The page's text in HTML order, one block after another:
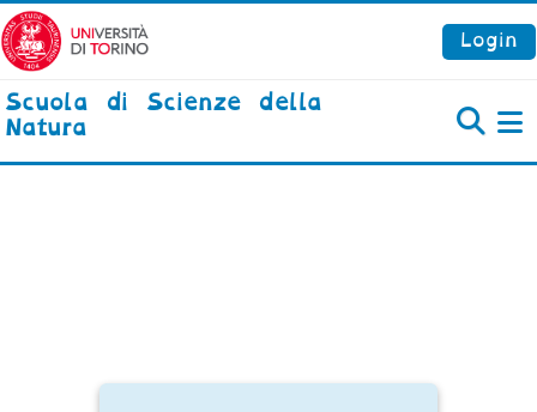
Vai al contenuto principale
Login
Scuola di Scienze della
Natura